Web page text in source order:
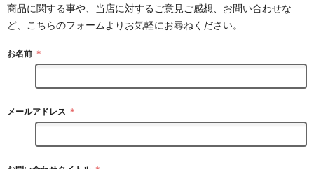
商品に関する事や、当店に対するご意見ご感想、お問い合わせな
ど、こちらのフォームよりお気軽にお尋ねください。
お名前 ＊
メールアドレス ＊